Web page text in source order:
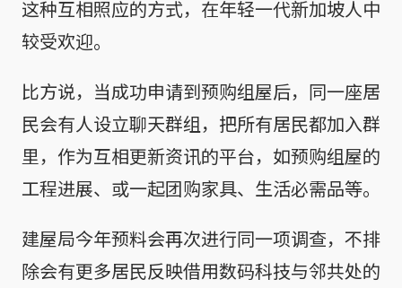
这种互相照应的方式，在年轻一代新加坡人中
较受欢迎。
比方说，当成功申请到预购组屋后，同一座居
民会有人设立聊天群组，把所有居民都加入群
里，作为互相更新资讯的平台，如预购组屋的
工程进展、或一起团购家具、生活必需品等。
建屋局今年预料会再次进行同一项调查，不排
除会有更多居民反映借用数码科技与邻共处的